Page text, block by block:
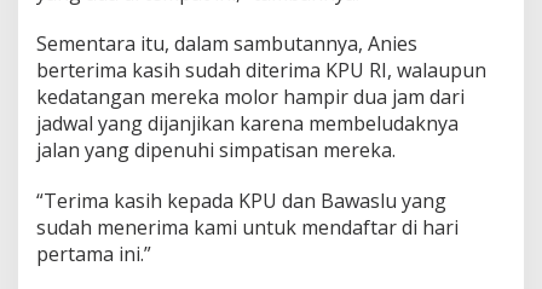
Sementara itu, dalam sambutannya, Anies
berterima kasih sudah diterima KPU RI, walaupun
kedatangan mereka molor hampir dua jam dari
jadwal yang dijanjikan karena membeludaknya
jalan yang dipenuhi simpatisan mereka.
“Terima kasih kepada KPU dan Bawaslu yang
sudah menerima kami untuk mendaftar di hari
pertama ini.”